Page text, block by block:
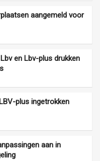
aangemeld voor
en Lbv-plus drukken
plus ingetrokken
aan in